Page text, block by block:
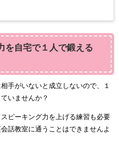
を自宅で１人で鍛える
手がいないと成立しないので、１
いませんか？
ピーキング力を上げる練習も必要
話教室に通うことはできませんよ